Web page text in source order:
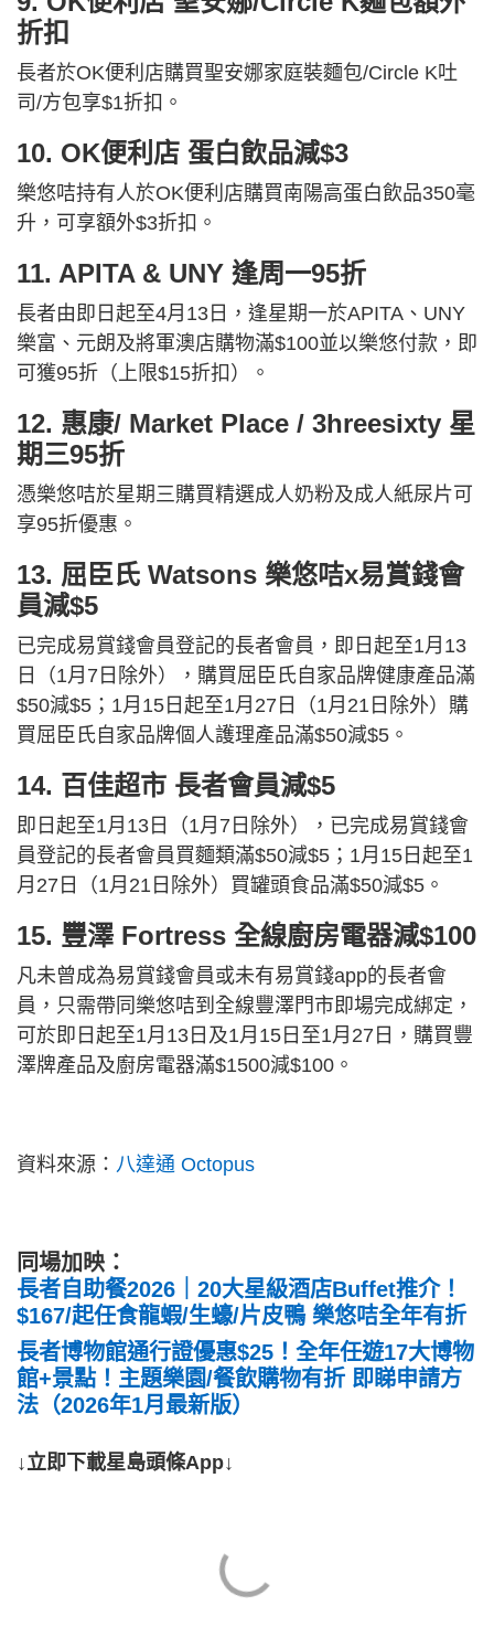
折扣
長者於OK便利店購買聖安娜家庭裝麵包/Circle K吐
司/方包享$1折扣。
10. OK便利店 蛋白飲品減$3
樂悠咭持有人於OK便利店購買南陽高蛋白飲品350毫
升，可享額外$3折扣。
11. APITA & UNY 逢周一95折
長者由即日起至4月13日，逢星期一於APITA、UNY
樂富、元朗及將軍澳店購物滿$100並以樂悠付款，即
可獲95折（上限$15折扣）。
12. 惠康/ Market Place / 3hreesixty 星
期三95折
憑樂悠咭於星期三購買精選成人奶粉及成人紙尿片可
享95折優惠。
13. 屈臣氏 Watsons 樂悠咭x易賞錢會
員減$5
已完成易賞錢會員登記的長者會員，即日起至1月13
日（1月7日除外），購買屈臣氏自家品牌健康產品滿
$50減$5；1月15日起至1月27日（1月21日除外）購
買屈臣氏自家品牌個人護理產品滿$50減$5。
14. 百佳超市 長者會員減$5
即日起至1月13日（1月7日除外），已完成易賞錢會
員登記的長者會員買麵類滿$50減$5；1月15日起至1
月27日（1月21日除外）買罐頭食品滿$50減$5。
15. 豐澤 Fortress 全線廚房電器減$100
凡未曾成為易賞錢會員或未有易賞錢app的長者會
員，只需帶同樂悠咭到全線豐澤門市即場完成綁定，
可於即日起至1月13日及1月15日至1月27日，購買豐
澤牌產品及廚房電器滿$1500減$100。
資料來源： 八達通 Octopus
同場加映：
長者自助餐2026｜20大星級酒店Buffet推介！
$167/起任食龍蝦/生蠔/片皮鴨 樂悠咭全年有折
長者博物館通行證優惠$25！全年任遊17大博物
館+景點！主題樂園/餐飲購物有折 即睇申請方
法（2026年1月最新版）
↓立即下載星島頭條App↓